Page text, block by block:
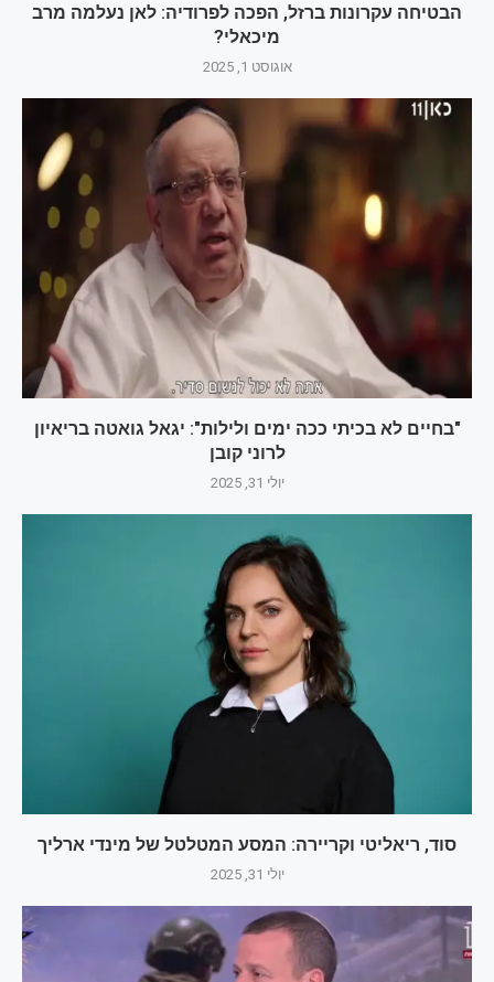
הבטיחה עקרונות ברזל, הפכה לפרודיה: לאן נעלמה מרב
מיכאלי?
אוגוסט 1, 2025
"בחיים לא בכיתי ככה ימים ולילות": יגאל גואטה בריאיון
לרוני קובן
יולי 31, 2025
סוד, ריאליטי וקריירה: המסע המטלטל של מינדי ארליך
יולי 31, 2025